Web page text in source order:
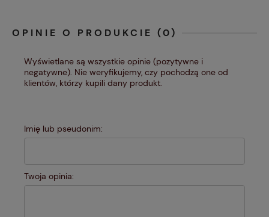
OPINIE O PRODUKCIE (0)
Wyświetlane są wszystkie opinie (pozytywne i
negatywne). Nie weryfikujemy, czy pochodzą one od
klientów, którzy kupili dany produkt.
Imię lub pseudonim:
Twoja opinia: